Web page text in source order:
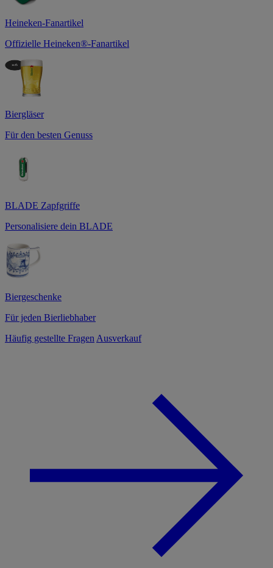
Heineken-Fanartikel
Offizielle Heineken®-Fanartikel
Biergläser
Für den besten Genuss
BLADE Zapfgriffe
Personalisiere dein BLADE
Biergeschenke
Für jeden Bierliebhaber
Häufig gestellte Fragen Ausverkauf